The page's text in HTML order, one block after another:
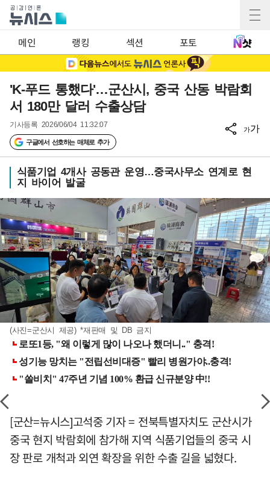
메인 랭킹 섹션 포토
'K-푸드 통했다'…군산시, 중국 산동 박람회
서 180만 달러 수출상담
기사등록 2026/06/04 11:32:07
구글에서 선호하는 매체로 추가
가가
식품기업 4개사 공동관 운영…중국사무소 연계로 현
지 바이어 발굴
(사진=군산시 제공) *재판매 및 DB 금지
[군산=뉴시스]고석중 기자 = 전북특별자치도 군산시가
중국 현지 박람회에 참가해 지역 식품기업들의 중국 시
장 판로 개척과 외연 확장을 위한 수출 길을 넓혔다.